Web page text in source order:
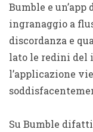
Bumble e
ingranaggio a
discordanza e
lato le redini del
l’applicazione
Su Bumble